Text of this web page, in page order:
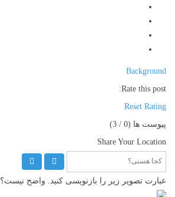
Background
Rate this post:
Reset Rating
پیوست ها (0
/ 3)
Share Your Location
عبارت تصویر زیر را بازنویسی کنید. واضح نیست؟